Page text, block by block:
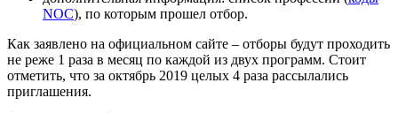
NOC), по которым прошел отбор.
Как заявлено на официальном сайте – отборы будут проходить
не реже 1 раза в месяц по каждой из двух программ. Стоит
отметить, что за октябрь 2019 целых 4 раза рассылались
приглашения.